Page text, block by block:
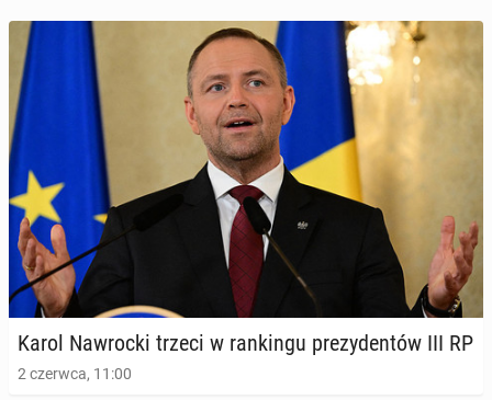
Karol Na­wroc­ki trzeci w ran­kin­gu pre­zy­den­tów III RP
2 czerwca, 11:00